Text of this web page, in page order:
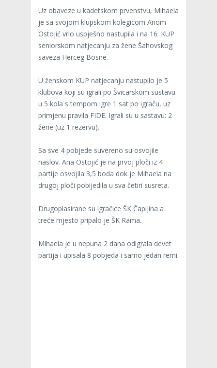
Uz obaveze u kadetskom prvenstvu, Mihaela
je sa svojom klupskom kolegicom Anom
Ostojić vrlo uspješno nastupila i na 16. KUP
seniorskom natjecanju za žene Šahovskog
saveza Herceg Bosne.
U ženskom KUP natjecanju nastupilo je 5
klubova koji su igrali po Švicarskom sustavu
u 5 kola s tempom igre 1 sat po igraču, uz
primjenu pravila FIDE. Igrali su u sastavu: 2
žene (uz 1 rezervu).
Sa sve 4 pobjede suvereno su osvojile
naslov. Ana Ostojić je na prvoj ploči iz 4
partije osvojila 3,5 boda dok je Mihaela na
drugoj ploči pobijedila u sva četiri susreta.
Drugoplasirane su igračice ŠK Čapljina a
treće mjesto pripalo je ŠK Rama.
Mihaela je u nepuna 2 dana odigrala devet
partija i upisala 8 pobjeda i samo jedan remi.